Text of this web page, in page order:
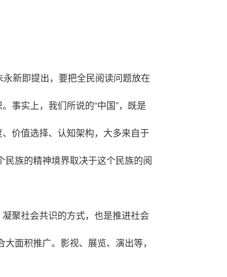
新即提出，要把全民阅读问题放在
事实上，我们所说的“中国”，既是
价值选择、认知架构，大多来自于
民族的精神境界取决于这个民族的阅
聚社会共识的方式，也是推进社会
面积推广。影视、展览、演出等，